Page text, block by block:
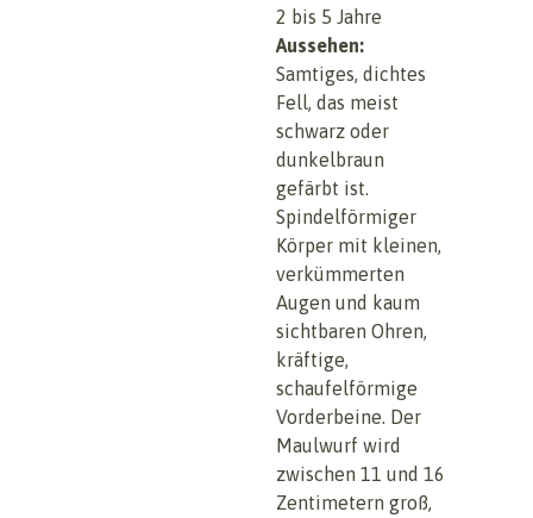
2 bis 5 Jahre
Aussehen:
Samtiges, dichtes
Fell, das meist
schwarz oder
dunkelbraun
gefärbt ist.
Spindelförmiger
Körper mit kleinen,
verkümmerten
Augen und kaum
sichtbaren Ohren,
kräftige,
schaufelförmige
Vorderbeine. Der
Maulwurf wird
zwischen 11 und 16
Zentimetern groß,